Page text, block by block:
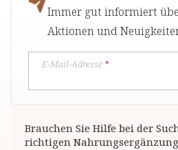
Immer gut informiert
Aktionen und
E-Mail-Adresse *
Brauchen Sie Hilfe bei der
richtigen